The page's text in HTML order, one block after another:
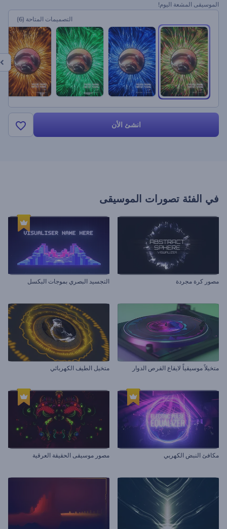
الموسيقى المشعة اليوم!
التصميمات المتاحة (6)
انشئ الأن
في الفئة تصورات الموسيقى
مصور كرة مجردة التجسيد البصري بموجات البكسل
متخيلاً موسيقياً لايقاع القرص الدوار متخيل الطيف الكهربائي
مكافئ النبض الكهربي مصور موسيقى الحقيقة العرقية